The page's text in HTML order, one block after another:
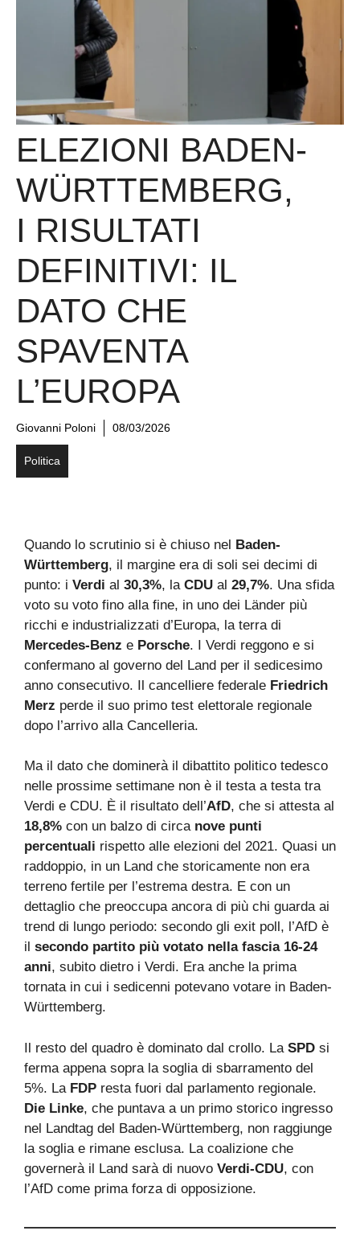
ELEZIONI BADEN-
WÜRTTEMBERG,
I RISULTATI
DEFINITIVI: IL
DATO CHE
SPAVENTA
L’EUROPA
Giovanni Poloni 08/03/2026
Politica
Quando lo scrutinio si è chiuso nel Baden-
Württemberg, il margine era di soli sei decimi di
punto: i Verdi al 30,3%, la CDU al 29,7%. Una sfida
voto su voto fino alla fine, in uno dei Länder più
ricchi e industrializzati d’Europa, la terra di
Mercedes-Benz e Porsche. I Verdi reggono e si
confermano al governo del Land per il sedicesimo
anno consecutivo. Il cancelliere federale Friedrich
Merz perde il suo primo test elettorale regionale
dopo l’arrivo alla Cancelleria.
Ma il dato che dominerà il dibattito politico tedesco
nelle prossime settimane non è il testa a testa tra
Verdi e CDU. È il risultato dell’AfD, che si attesta al
18,8% con un balzo di circa nove punti
percentuali rispetto alle elezioni del 2021. Quasi un
raddoppio, in un Land che storicamente non era
terreno fertile per l’estrema destra. E con un
dettaglio che preoccupa ancora di più chi guarda ai
trend di lungo periodo: secondo gli exit poll, l’AfD è
il secondo partito più votato nella fascia 16-24
anni, subito dietro i Verdi. Era anche la prima
tornata in cui i sedicenni potevano votare in Baden-
Württemberg.
Il resto del quadro è dominato dal crollo. La SPD si
ferma appena sopra la soglia di sbarramento del
5%. La FDP resta fuori dal parlamento regionale.
Die Linke, che puntava a un primo storico ingresso
nel Landtag del Baden-Württemberg, non raggiunge
la soglia e rimane esclusa. La coalizione che
governerà il Land sarà di nuovo Verdi-CDU, con
l’AfD come prima forza di opposizione.